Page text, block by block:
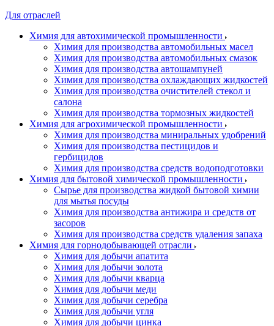
Для отраслей
Химия для автохимической промышленности
Химия для производства автомобильных масел
Химия для производства автомобильных смазок
Химия для производства автошампуней
Химия для производства охлаждающих жидкостей
Химия для производства очистителей стекол и
салона
Химия для производства тормозных жидкостей
Химия для агрохимической промышленности
Химия для производства миниральных удобрений
Химия для производства пестицидов и
гербицидов
Химия для производства средств водоподготовки
Химия для бытовой химической промышленности
Сырье для производства жидкой бытовой химии
для мытья посуды
Химия для производства антижира и средств от
засоров
Химия для производства средств удаления запаха
Химия для горнодобывающей отрасли
Химия для добычи апатита
Химия для добычи золота
Химия для добычи кварца
Химия для добычи меди
Химия для добычи серебра
Химия для добычи угля
Химия для добычи цинка